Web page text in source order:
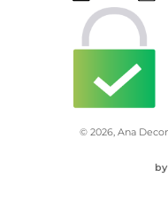
© 2026, Ana
by